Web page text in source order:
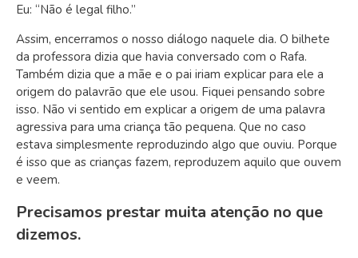
Eu: “Não é legal filho.”
Assim, encerramos o nosso diálogo naquele dia. O bilhete
da professora dizia que havia conversado com o Rafa.
Também dizia que a mãe e o pai iriam explicar para ele a
origem do palavrão que ele usou. Fiquei pensando sobre
isso. Não vi sentido em explicar a origem de uma palavra
agressiva para uma criança tão pequena. Que no caso
estava simplesmente reproduzindo algo que ouviu. Porque
é isso que as crianças fazem, reproduzem aquilo que ouvem
e veem.
Precisamos prestar muita atenção no que
dizemos.